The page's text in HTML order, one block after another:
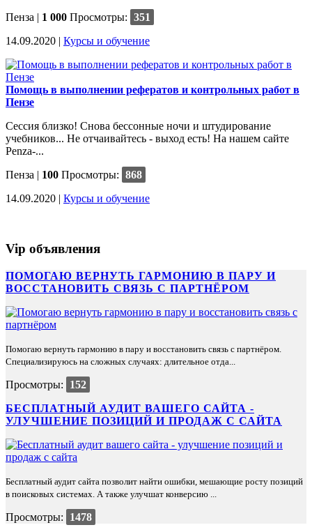
Пенза | 1 000 Просмотры: 351
14.09.2020 | Курсы и обучение
Помощь в выполнении рефератов и контрольных работ в
Пензе
Сессия близко! Снова бессонные ночи и штудирование
учебников... Не отчаивайтесь - выход есть! На нашем сайте
Penza-...
Пенза | 100 Просмотры: 868
14.09.2020 | Курсы и обучение
Vip объявления
ПОМОГАЮ ВЕРНУТЬ ГАРМОНИЮ В ПАРУ И
ВОССТАНОВИТЬ СВЯЗЬ С ПАРТНЁРОМ
Помогаю вернуть гармонию в пару и восстановить связь с партнёром.
Специализируюсь на сложных случаях: длительное отда...
Просмотры:
152
БЕСПЛАТНЫЙ АУДИТ ВАШЕГО САЙТА -
УЛУЧШЕНИЕ ПОЗИЦИЙ И ПРОДАЖ С САЙТА
Бесплатный аудит сайта позволит найти ошибки, мешающие росту позиций
в поисковых системах. А также улучшат конверсию ...
Просмотры: 1478